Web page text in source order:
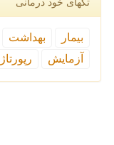
تگهای خود درمانی
بیمار بهداشت
آزمایش
رپورتاژ